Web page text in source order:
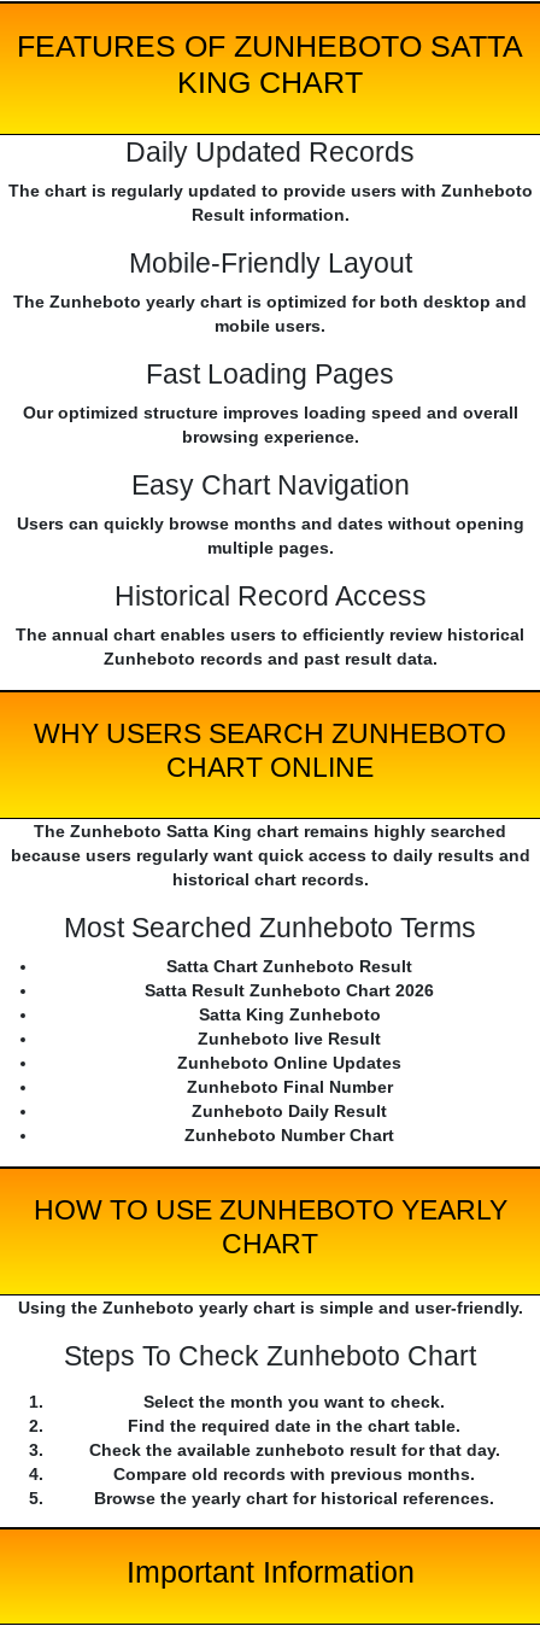
FEATURES OF ZUNHEBOTO SATTA
KING CHART
Daily Updated Records
The chart is regularly updated to provide users with Zunheboto
Result information.
Mobile-Friendly Layout
The Zunheboto yearly chart is optimized for both desktop and
mobile users.
Fast Loading Pages
Our optimized structure improves loading speed and overall
browsing experience.
Easy Chart Navigation
Users can quickly browse months and dates without opening
multiple pages.
Historical Record Access
The annual chart enables users to efficiently review historical
Zunheboto records and past result data.
WHY USERS SEARCH ZUNHEBOTO
CHART ONLINE
The Zunheboto Satta King chart remains highly searched
because users regularly want quick access to daily results and
historical chart records.
Most Searched Zunheboto Terms
Satta Chart Zunheboto Result
Satta Result Zunheboto Chart 2026
Satta King Zunheboto
Zunheboto live Result
Zunheboto Online Updates
Zunheboto Final Number
Zunheboto Daily Result
Zunheboto Number Chart
HOW TO USE ZUNHEBOTO YEARLY
CHART
Using the Zunheboto yearly chart is simple and user-friendly.
Steps To Check Zunheboto Chart
Select the month you want to check.
Find the required date in the chart table.
Check the available zunheboto result for that day.
Compare old records with previous months.
Browse the yearly chart for historical references.
Important Information